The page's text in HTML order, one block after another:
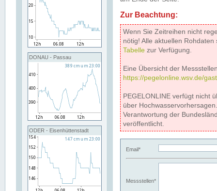
DONAU - Passau
ODER - Eisenhüttenstadt
Zur Beachtung:
Wenn Sie Zeitreihen nicht
nötig! Alle aktuellen
Tabelle zur Verfügung.
Eine Übersicht der
https://pegelonline.wsv.de/
PEGELONLINE verfügt nicht
über
Verantwortung der
veröffentlicht.
Email*
Messstellen*